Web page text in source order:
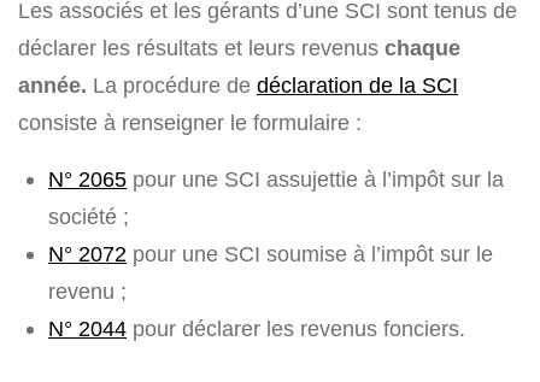
Les associés et les gérants d’une SCI sont tenus de
déclarer les résultats et leurs revenus chaque
année. La procédure de déclaration de la SCI
consiste à renseigner le formulaire :
N° 2065 pour une SCI assujettie à l’impôt sur la
société ;
N° 2072 pour une SCI soumise à l’impôt sur le
revenu ;
N° 2044 pour déclarer les revenus fonciers.